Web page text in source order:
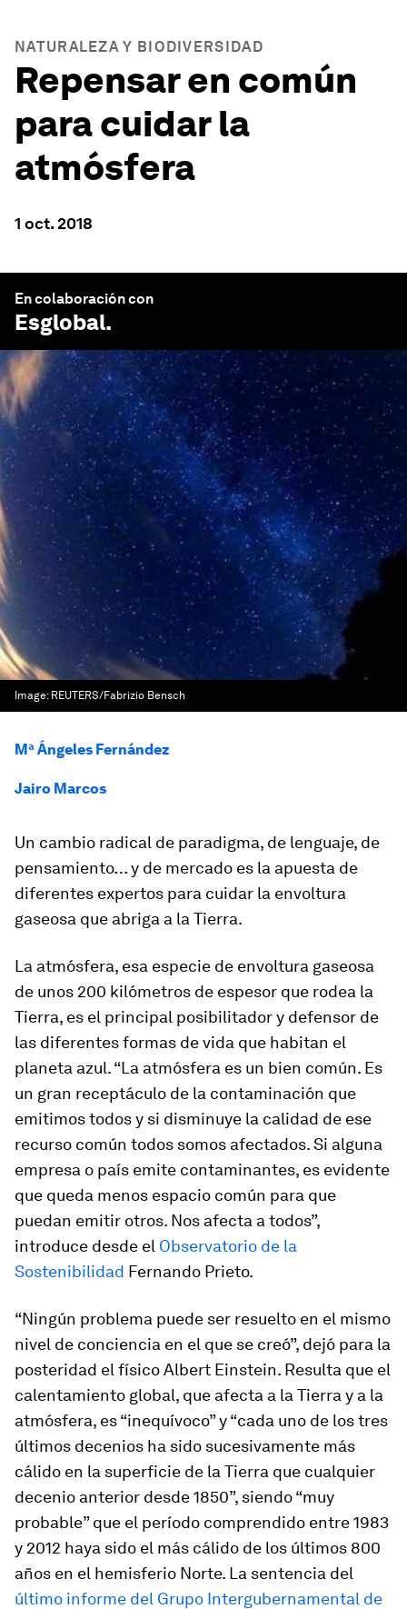
NATURALEZA Y BIODIVERSIDAD
Repensar en común
para cuidar la
atmósfera
1 oct. 2018
En colaboración con
Esglobal.
Image: REUTERS/Fabrizio Bensch
Mª Ángeles Fernández
Jairo Marcos
Un cambio radical de paradigma, de lenguaje, de
pensamiento… y de mercado es la apuesta de
diferentes expertos para cuidar la envoltura
gaseosa que abriga a la Tierra.
La atmósfera, esa especie de envoltura gaseosa
de unos 200 kilómetros de espesor que rodea la
Tierra, es el principal posibilitador y defensor de
las diferentes formas de vida que habitan el
planeta azul. “La atmósfera es un bien común. Es
un gran receptáculo de la contaminación que
emitimos todos y si disminuye la calidad de ese
recurso común todos somos afectados. Si alguna
empresa o país emite contaminantes, es evidente
que queda menos espacio común para que
puedan emitir otros. Nos afecta a todos”,
introduce desde el Observatorio de la
Sostenibilidad Fernando Prieto.
“Ningún problema puede ser resuelto en el mismo
nivel de conciencia en el que se creó”, dejó para la
posteridad el físico Albert Einstein. Resulta que el
calentamiento global, que afecta a la Tierra y a la
atmósfera, es “inequívoco” y “cada uno de los tres
últimos decenios ha sido sucesivamente más
cálido en la superficie de la Tierra que cualquier
decenio anterior desde 1850”, siendo “muy
probable” que el período comprendido entre 1983
y 2012 haya sido el más cálido de los últimos 800
años en el hemisferio Norte. La sentencia del
último informe del Grupo Intergubernamental de